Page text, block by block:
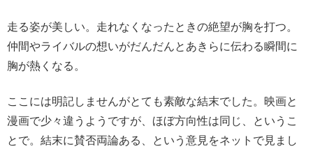
走る姿が美しい。走れなくなったときの絶望が胸を打つ。
仲間やライバルの想いがだんだんとあきらに伝わる瞬間に
胸が熱くなる。
ここには明記しませんがとても素敵な結末でした。映画と
漫画で少々違うようですが、ほぼ方向性は同じ、というこ
とで。結末に賛否両論ある、という意見をネットで見まし